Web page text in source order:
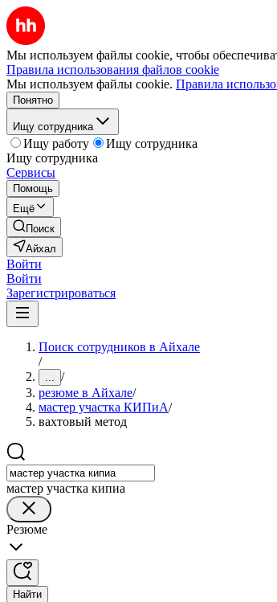
Мы используем файлы cookie, чтобы
Правила использования файлов cookie
Мы используем файлы cookie. Правила
Понятно
Ищу сотрудника
Ищу работу
Ищу сотрудника
Ищу сотрудника
Сервисы
Помощь
Ещё
Поиск
Айхал
Войти
Войти
Зарегистрироваться
Поиск сотрудников в Айхале
/
... /
резюме в Айхале/
мастер участка КИПиА/
вахтовый метод
мастер участка кипиа
Резюме
Найти